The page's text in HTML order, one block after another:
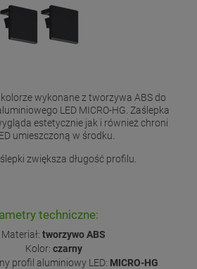
wykonane z tworzywa ABS do
LED MICRO-HG. Zaślepka
estetycznie jak i również chroni
umieszczoną w środku.
zwiększa długość profilu.
techniczne:
Materiał: tworzywo ABS
Kolor: czarny
profil aluminiowy LED: MICRO-HG